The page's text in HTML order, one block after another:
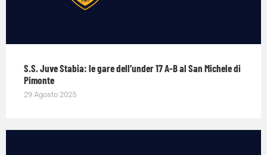
S.S. Juve Stabia: le gare dell’under 17 A-B al San Michele di
Pimonte
29 Agosto 2025